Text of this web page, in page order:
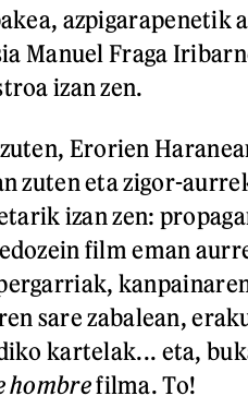
azpigarapenetik
Manuel Fraga
izan zen.
Erorien
zuten eta zigor-
izan zen:
film eman
sare zabalean,
kartelak... eta,
hombrefilma. To!